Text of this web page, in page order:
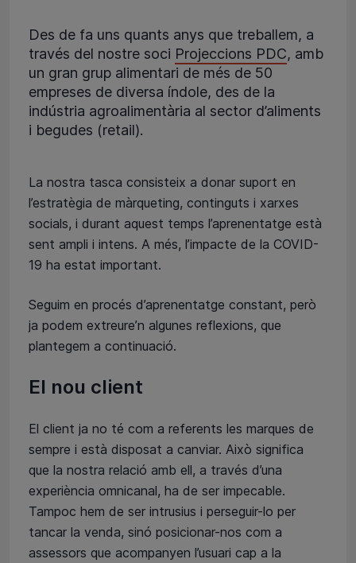
Des de fa uns quants anys que treballem, a
través del nostre soci Projeccions PDC, amb
un gran grup alimentari de més de 50
empreses de diversa índole, des de la
indústria agroalimentària al sector d’aliments
i begudes (retail).
La nostra tasca consisteix a donar suport en
l’estratègia de màrqueting, continguts i xarxes
socials, i durant aquest temps l’aprenentatge està
sent ampli i intens. A més, l’impacte de la COVID-
19 ha estat important.
Seguim en procés d’aprenentatge constant, però
ja podem extreure’n algunes reflexions, que
plantegem a continuació.
El nou client
El client ja no té com a referents les marques de
sempre i està disposat a canviar. Això significa
que la nostra relació amb ell, a través d’una
experiència omnicanal, ha de ser impecable.
Tampoc hem de ser intrusius i perseguir-lo per
tancar la venda, sinó posicionar-nos com a
assessors que acompanyen l’usuari cap a la